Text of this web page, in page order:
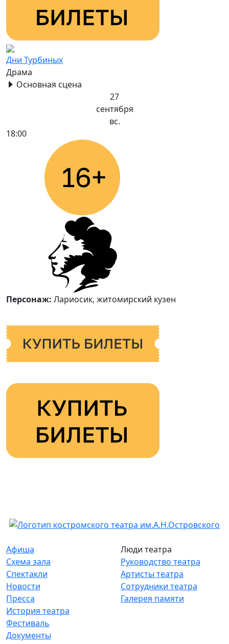
Дни Турбиных
Драма
Основная сцена
27
сентября
вс.
18:00
Персонаж: Лариосик, житомирский кузен
Афиша
Схема зала
Спектакли
Новости
Пресса
История театра
Фестиваль
Документы
Люди театра
Руководство театра
Артисты театра
Сотрудники театра
Галерея памяти